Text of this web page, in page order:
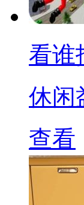
看谁
休闲
查看